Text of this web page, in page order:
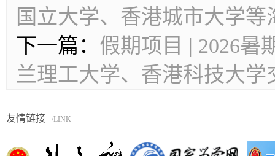
国立大学、香港城市大学
下一篇： 假期项目 | 2026暑
兰理工大学、香港科技大学
友情链接 /LINK